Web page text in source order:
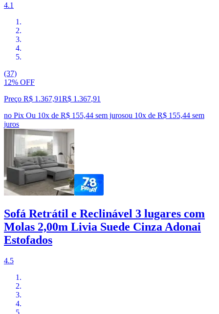
4.1
(37)
12% OFF
Preço R$ 1.367,91R$ 1.367,91
no Pix Ou 10x de R$ 155,44 sem jurosou 10x de R$ 155,44 sem
juros
Sofá Retrátil e Reclinável 3 lugares com
Molas 2,00m Livia Suede Cinza Adonai
Estofados
4.5